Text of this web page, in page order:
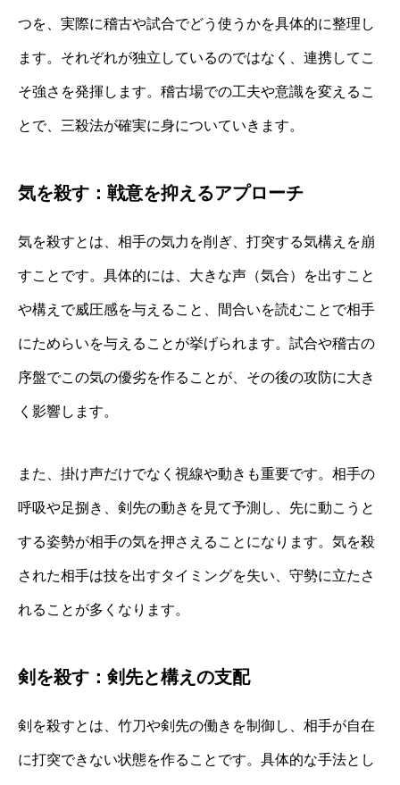
つを、実際に稽古や試合でどう使うかを具体的に整理し
ます。それぞれが独立しているのではなく、連携してこ
そ強さを発揮します。稽古場での工夫や意識を変えるこ
とで、三殺法が確実に身についていきます。
気を殺す：戦意を抑えるアプローチ
気を殺すとは、相手の気力を削ぎ、打突する気構えを崩
すことです。具体的には、大きな声（気合）を出すこと
や構えで威圧感を与えること、間合いを読むことで相手
にためらいを与えることが挙げられます。試合や稽古の
序盤でこの気の優劣を作ることが、その後の攻防に大き
く影響します。
また、掛け声だけでなく視線や動きも重要です。相手の
呼吸や足捌き、剣先の動きを見て予測し、先に動こうと
する姿勢が相手の気を押さえることになります。気を殺
された相手は技を出すタイミングを失い、守勢に立たさ
れることが多くなります。
剣を殺す：剣先と構えの支配
剣を殺すとは、竹刀や剣先の働きを制御し、相手が自在
に打突できない状態を作ることです。具体的な手法とし